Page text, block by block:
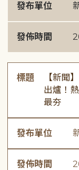
發布單位
發佈時間
標題
【新聞
出爐！
最夯
發布單位
發佈時間